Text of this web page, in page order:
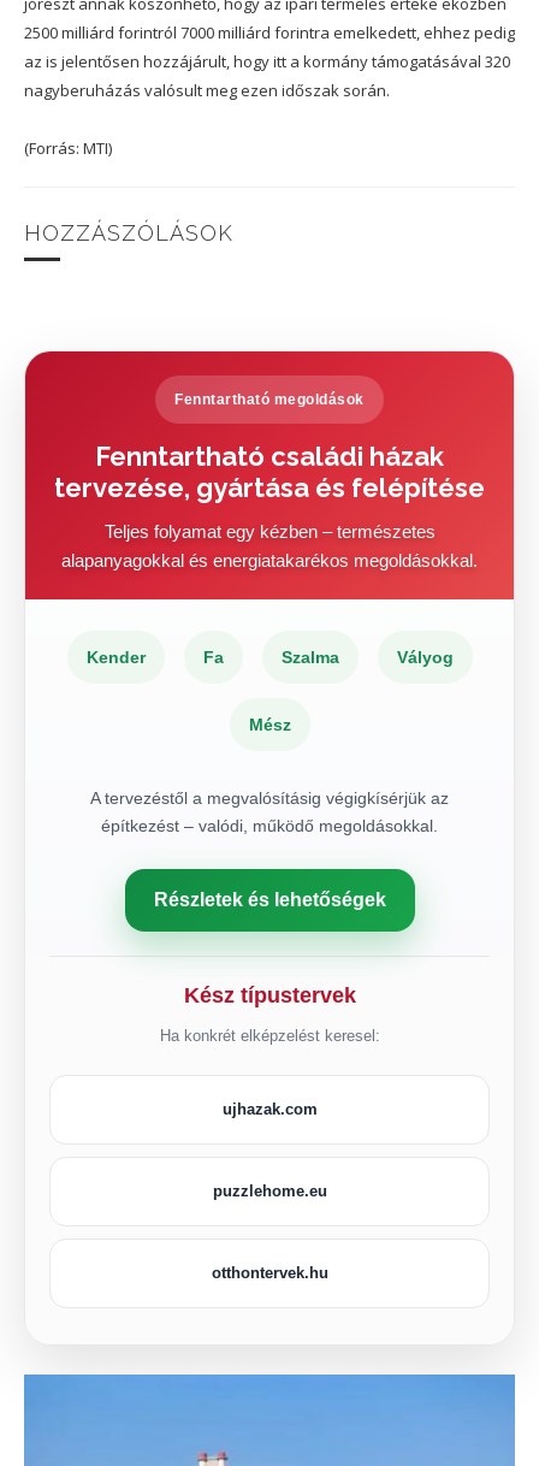
2500 milliárd forintról 7000 milliárd forintra emelkedett, ehhez pedig
az is jelentősen hozzájárult, hogy itt a kormány támogatásával 320
nagyberuházás valósult meg ezen időszak során.
(Forrás: MTI)
HOZZÁSZÓLÁSOK
Fenntartható megoldások
Fenntartható családi házak
tervezése, gyártása és felépítése
Teljes folyamat egy kézben – természetes
alapanyagokkal és energiatakarékos megoldásokkal.
Kender Fa Szalma Vályog
Mész
A tervezéstől a megvalósításig végigkísérjük az
építkezést – valódi, működő megoldásokkal.
Részletek és lehetőségek
Kész típustervek
Ha konkrét elképzelést keresel:
ujhazak.com
puzzlehome.eu
otthontervek.hu